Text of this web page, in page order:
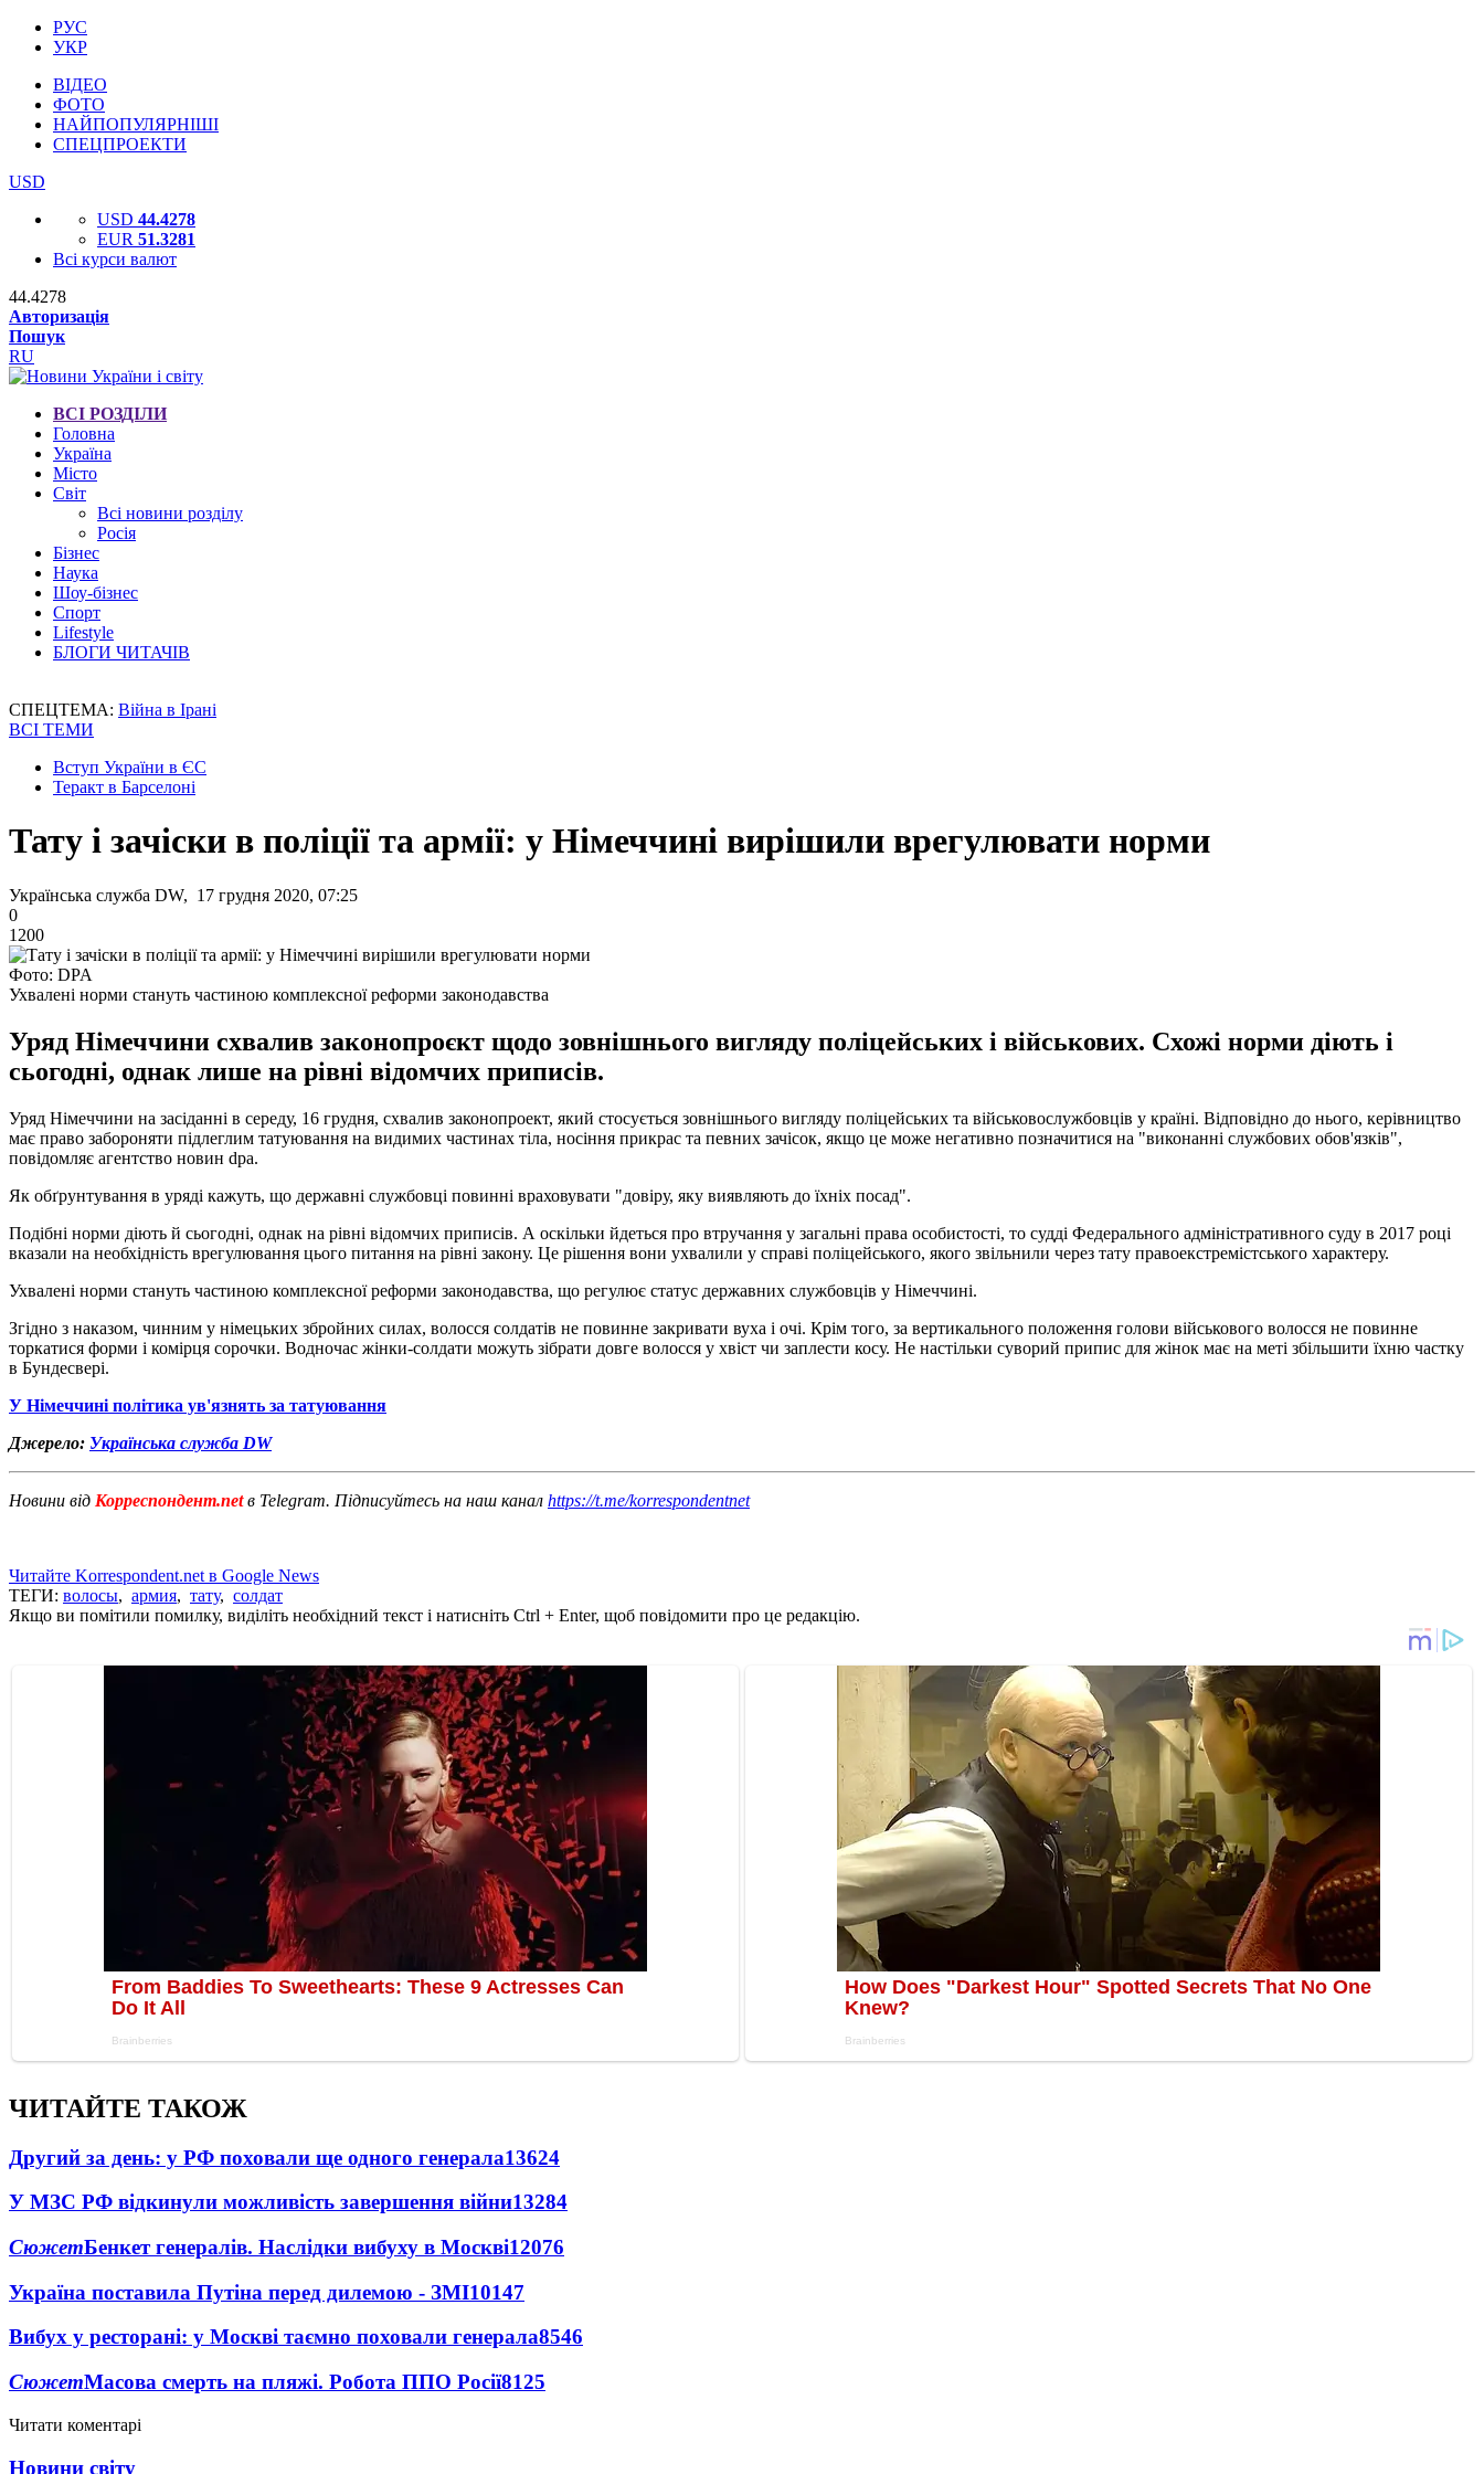
РУС
УКР
ВІДЕО
ФОТО
НАЙПОПУЛЯРНІШІ
СПЕЦПРОЕКТИ
USD
USD 44.4278
EUR 51.3281
Всі курси валют
44.4278
Авторизація
Пошук
RU
ВСІ РОЗДІЛИ
Головна
Україна
Місто
Світ
Всі новини розділу
Росія
Бізнес
Наука
Шоу-бізнес
Спорт
Lifestyle
БЛОГИ ЧИТАЧІВ
СПЕЦТЕМА: Війна в Ірані
ВСІ ТЕМИ
Вступ України в ЄС
Теракт в Барселоні
Тату і зачіски в поліції та армії: у Німеччині вирішили врегулювати норми
Українська служба DW, 17 грудня 2020, 07:25
0
1200
Фото: DPA
Ухвалені норми стануть частиною комплексної реформи законодавства
Уряд Німеччини схвалив законопроєкт щодо зовнішнього вигляду поліцейських і військових. Схожі норми діють і
сьогодні, однак лише на рівні відомчих приписів.
Уряд Німеччини на засіданні в середу, 16 грудня, схвалив законопроект, який стосується зовнішнього вигляду поліцейських та військовослужбовців у країні. Відповідно до нього, керівництво
має право забороняти підлеглим татуювання на видимих частинах тіла, носіння прикрас та певних зачісок, якщо це може негативно позначитися на "виконанні службових обов'язків",
повідомляє агентство новин dpa.
Як обґрунтування в уряді кажуть, що державні службовці повинні враховувати "довіру, яку виявляють до їхніх посад".
Подібні норми діють й сьогодні, однак на рівні відомчих приписів. А оскільки йдеться про втручання у загальні права особистості, то судді Федерального адміністративного суду в 2017 році
вказали на необхідність врегулювання цього питання на рівні закону. Це рішення вони ухвалили у справі поліцейського, якого звільнили через тату правоекстремістського характеру.
Ухвалені норми стануть частиною комплексної реформи законодавства, що регулює статус державних службовців у Німеччині.
Згідно з наказом, чинним у німецьких збройних силах, волосся солдатів не повинне закривати вуха і очі. Крім того, за вертикального положення голови військового волосся не повинне
торкатися форми і комірця сорочки. Водночас жінки-солдати можуть зібрати довге волосся у хвіст чи заплести косу. Не настільки суворий припис для жінок має на меті збільшити їхню частку
в Бундесвері.
У Німеччині політика ув'язнять за татуювання
Джерело: Українська служба DW
Новини від Корреспондент.netв Telegram. Підписуйтесь на наш канал https://t.me/korrespondentnet
Читайте Korrespondent.net в Google News
ТЕГИ: волосы, армия, тату, солдат
Якщо ви помітили помилку, виділіть необхідний текст і натисніть Ctrl + Enter, щоб повідомити про це редакцію.
ЧИТАЙТЕ ТАКОЖ
Другий за день: у РФ поховали ще одного генерала13624
У МЗС РФ відкинули можливість завершення війни13284
СюжетБенкет генералів. Наслідки вибуху в Москві12076
Україна поставила Путіна перед дилемою - ЗМІ10147
Вибух у ресторані: у Москві таємно поховали генерала8546
СюжетМасова смерть на пляжі. Робота ППО Росії8125
Читати коментарі
Новини світу